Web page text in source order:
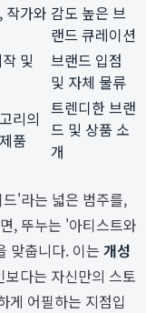
작가와 감도 높은 브
랜드 큐레이션
및
브랜드 입점
및 자체 물류
리의
품
트렌디한 브랜
드 및 상품 소
개
'라는 넓은 범주를,
, 뚜누는 '아티스트와
맞춥니다. 이는 개성
다는 자신만의 스토
게 어필하는 지점입